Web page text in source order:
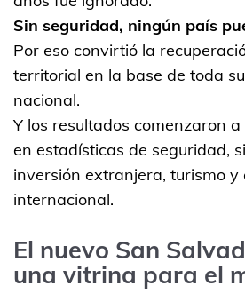
Sin seguridad, ningún país
Por eso convirtió la
territorial en la base de toda
nacional.
Y los resultados comenzaron
en estadísticas de seguridad,
inversión extranjera, turismo y
internacional.
El nuevo San
una vitrina para el